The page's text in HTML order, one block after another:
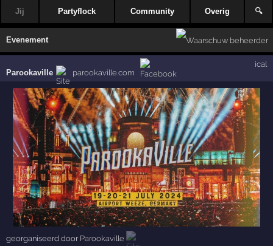
Jij Partyflock Community Overig 🔍
Evenement
Parookaville parookaville.com
ical
georganiseerd door Parookaville